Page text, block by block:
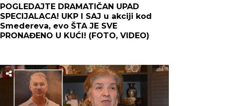
POGLEDAJTE DRAMATIČAN UPAD
SPECIJALACA! UKP I SAJ u akciji kod
Smedereva, evo ŠTA JE SVE
PRONAĐENO U KUĆI! (FOTO, VIDEO)